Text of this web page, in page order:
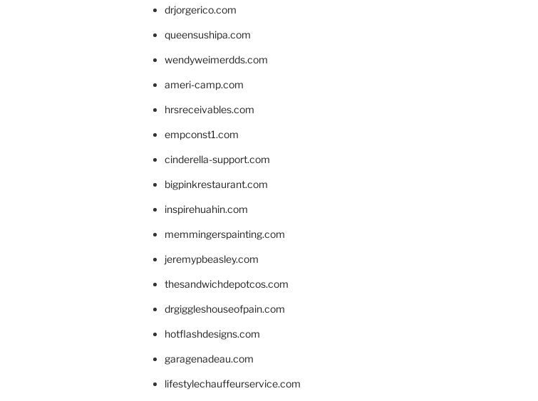
drjorgerico.com
queensushipa.com
wendyweimerdds.com
ameri-camp.com
hrsreceivables.com
empconst1.com
cinderella-support.com
bigpinkrestaurant.com
inspirehuahin.com
memmingerspainting.com
jeremypbeasley.com
thesandwichdepotcos.com
drgiggleshouseofpain.com
hotflashdesigns.com
garagenadeau.com
lifestylechauffeurservice.com